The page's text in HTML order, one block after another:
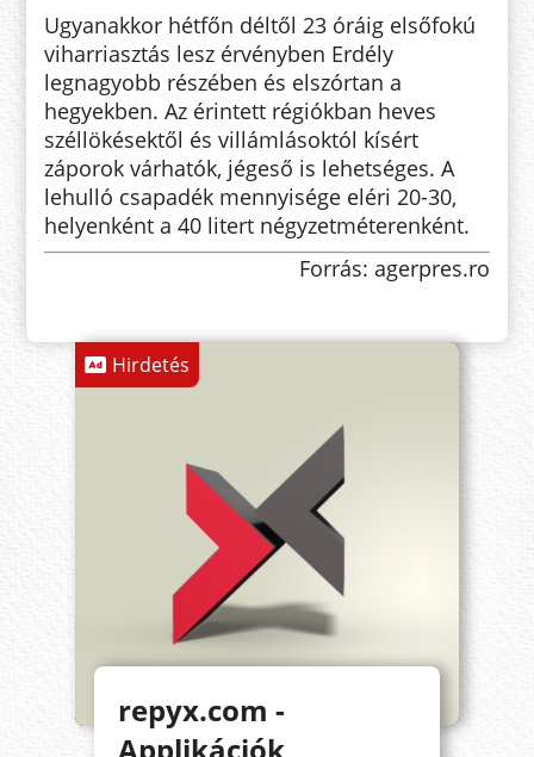
Ugyanakkor hétfőn déltől 23 óráig elsőfokú
viharriasztás lesz érvényben Erdély
legnagyobb részében és elszórtan a
hegyekben. Az érintett régiókban heves
széllökésektől és villámlásoktól kísért
záporok várhatók, jégeső is lehetséges. A
lehulló csapadék mennyisége eléri 20-30,
helyenként a 40 litert négyzetméterenként.
Forrás: agerpres.ro
Hirdetés
repyx.com -